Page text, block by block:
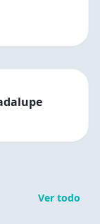
Ver todo